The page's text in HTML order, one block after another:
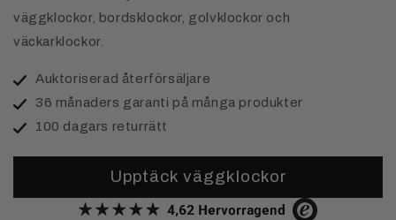
väggklockor, bordsklockor, golvklockor och
väckarklockor.
Auktoriserad återförsäljare
36 månaders garanti på många produkter
100 dagars returrätt
Upptäck väggklockor